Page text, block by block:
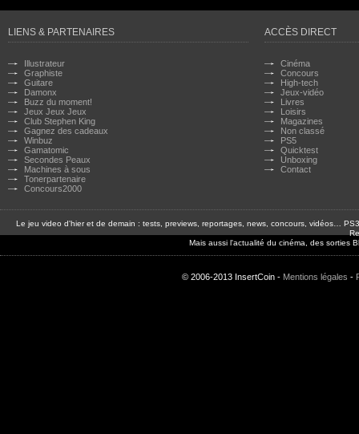
LIENS & PARTENAIRES
Illustrateur
Graphiste
Guitare
Damonx
Buzz du moment!
Jeux Jeux Jeux
Club Stephen King
Gagnez des cadeaux
Winbuz
Gamatomic
Secondes Peaux
Machines à sous
Tonerpartenaire
Concours2000
ACCÈS DIRECT
Cinéma
Concours
High-tech
Jeux-vidéo
Livres
Loisirs
Magazines
Non classé
PS5
Quicktest
Unboxing
Contact
Le jeu video d'hier et de demain : tests, previews, reportages, news, concours, vidéos…
Mais aussi l'actualité du cinéma, des sorties
© 2006-2013 InsertCoin - Mentions légales -